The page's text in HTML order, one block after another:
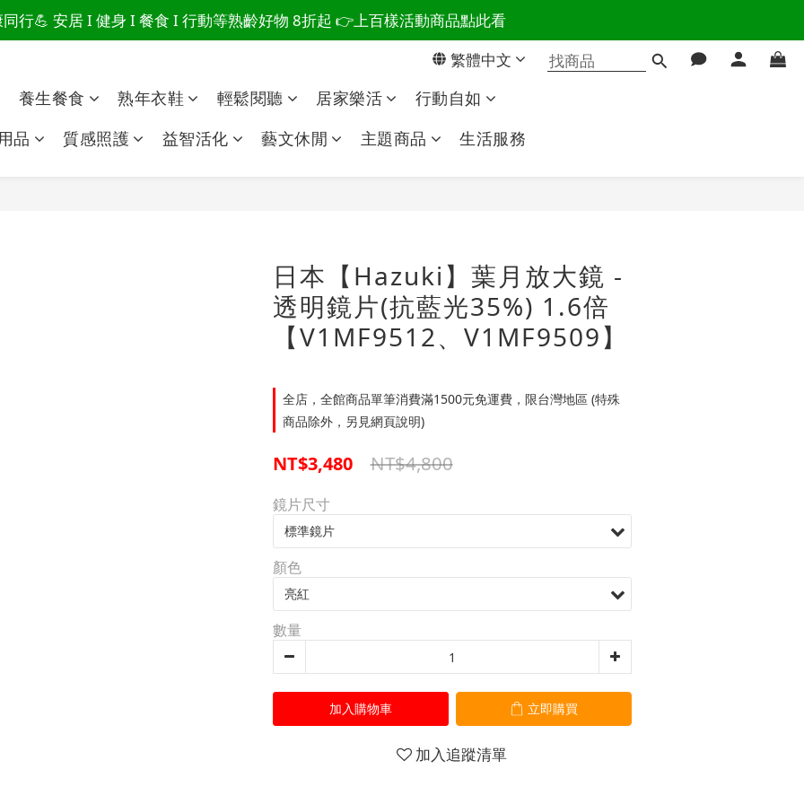
總說「不用買」的堅強 👉 3大生活貼心巧思，找回他的生活主導權
行💪 安居 I 健身 I 餐食 I 行動等熟齡好物 8折起 👉上百樣活動商品點此看
總說「不用買」的堅強 👉 3大生活貼心巧思，找回他的生活主導權繁體中文
養生餐食 熟年衣鞋 輕鬆閱聽 居家樂活
行動自如
品
質感照護 益智活化 藝文休閒 主題商品 生活服務
日本【Hazuki】葉月放大鏡 -
透明鏡片(抗藍光35%) 1.6倍
【V1MF9512、V1MF9509】
全店，全館商品單筆消費滿1500元免運費，限台灣地區 (特殊
商品除外，另見網頁說明)
NT$3,480 NT$4,800
鏡片尺寸
顏色
數量
加入購物車 立即購買
加入追蹤清單